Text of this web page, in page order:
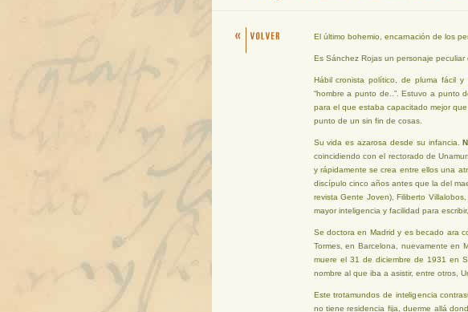
El último bohemio, encarnación de los
Es Sánchez Rojas un personaje
Hábil cronista político, de pluma fácil
“hombre a punto de..”. Estuvo a punto
para el que estaba capacitado mejor
punto de un sin fin de cosas.
Su vida es azarosa desde su infancia.
coincidiendo con el rectorado de
y rápidamente se crea entre ellos una
discípulo cinco años antes que la del
revista Gente Joven), Filiberto
mayor inteligencia y facilidad para
Se doctora en Madrid y es becado ara
Tormes, en Barcelona, nuevamente en
muere el 31 de diciembre de 1931 en
nombre al que iba a asistir, entre otros,
Este trotamundos de inteligencia
no tiene residencia fija, duerme allá